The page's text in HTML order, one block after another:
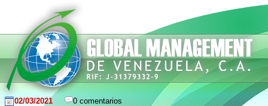
02/03/2021 0 comentarios